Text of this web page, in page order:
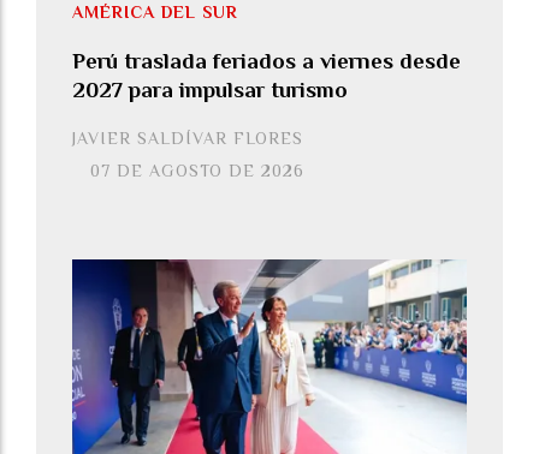
Perú traslada feriados a viernes desde
2027 para impulsar turismo
JAVIER SALDÍVAR FLORES
AMÉRICA DEL SUR
07 DE AGOSTO DE 2026